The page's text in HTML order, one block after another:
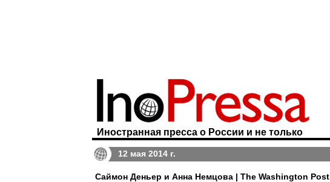
Иностранная пресса о России и не только
12 мая 2014 г.
Саймон Деньер и Анна Немцова | The Washington Post